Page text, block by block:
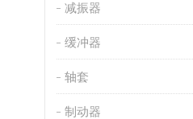
减振器
缓冲器
轴套
制动器